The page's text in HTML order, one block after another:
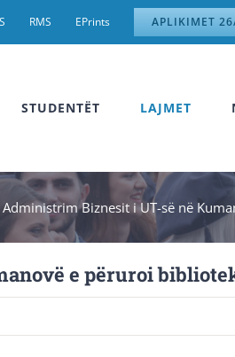
RMS EPrints APLIKIMET
STUDENTËT LAJMET
Biznesit i UT-së në
e përuroi